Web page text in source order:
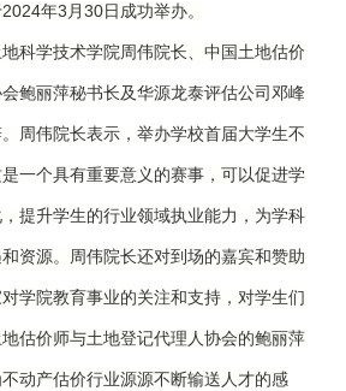
2024年3 月 30日成功举办。
科学技术学院周伟院长、中国土地估价
鲍丽萍秘书长及华源龙泰评估公司邓峰
周伟院长表示，举办学校首届大学生不
一个具有重要意义的赛事，可以促进学
提升学生的行业领域执业能力，为学科
资源。周伟院长还对到场的嘉宾和赞助
学院教育事业的关注和支持，对学生们
估价师与土地登记代理人协会的鲍丽萍
动产估价行业源源不断输送人才的感